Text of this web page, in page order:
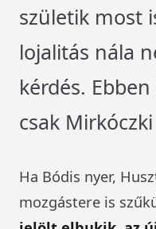
születik most
lojalitás nála
kérdés.
csak
Ha Bódis nyer,
mozgástere is